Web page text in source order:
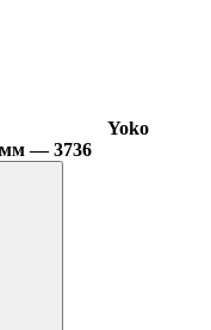
Yoko
мм — 3736